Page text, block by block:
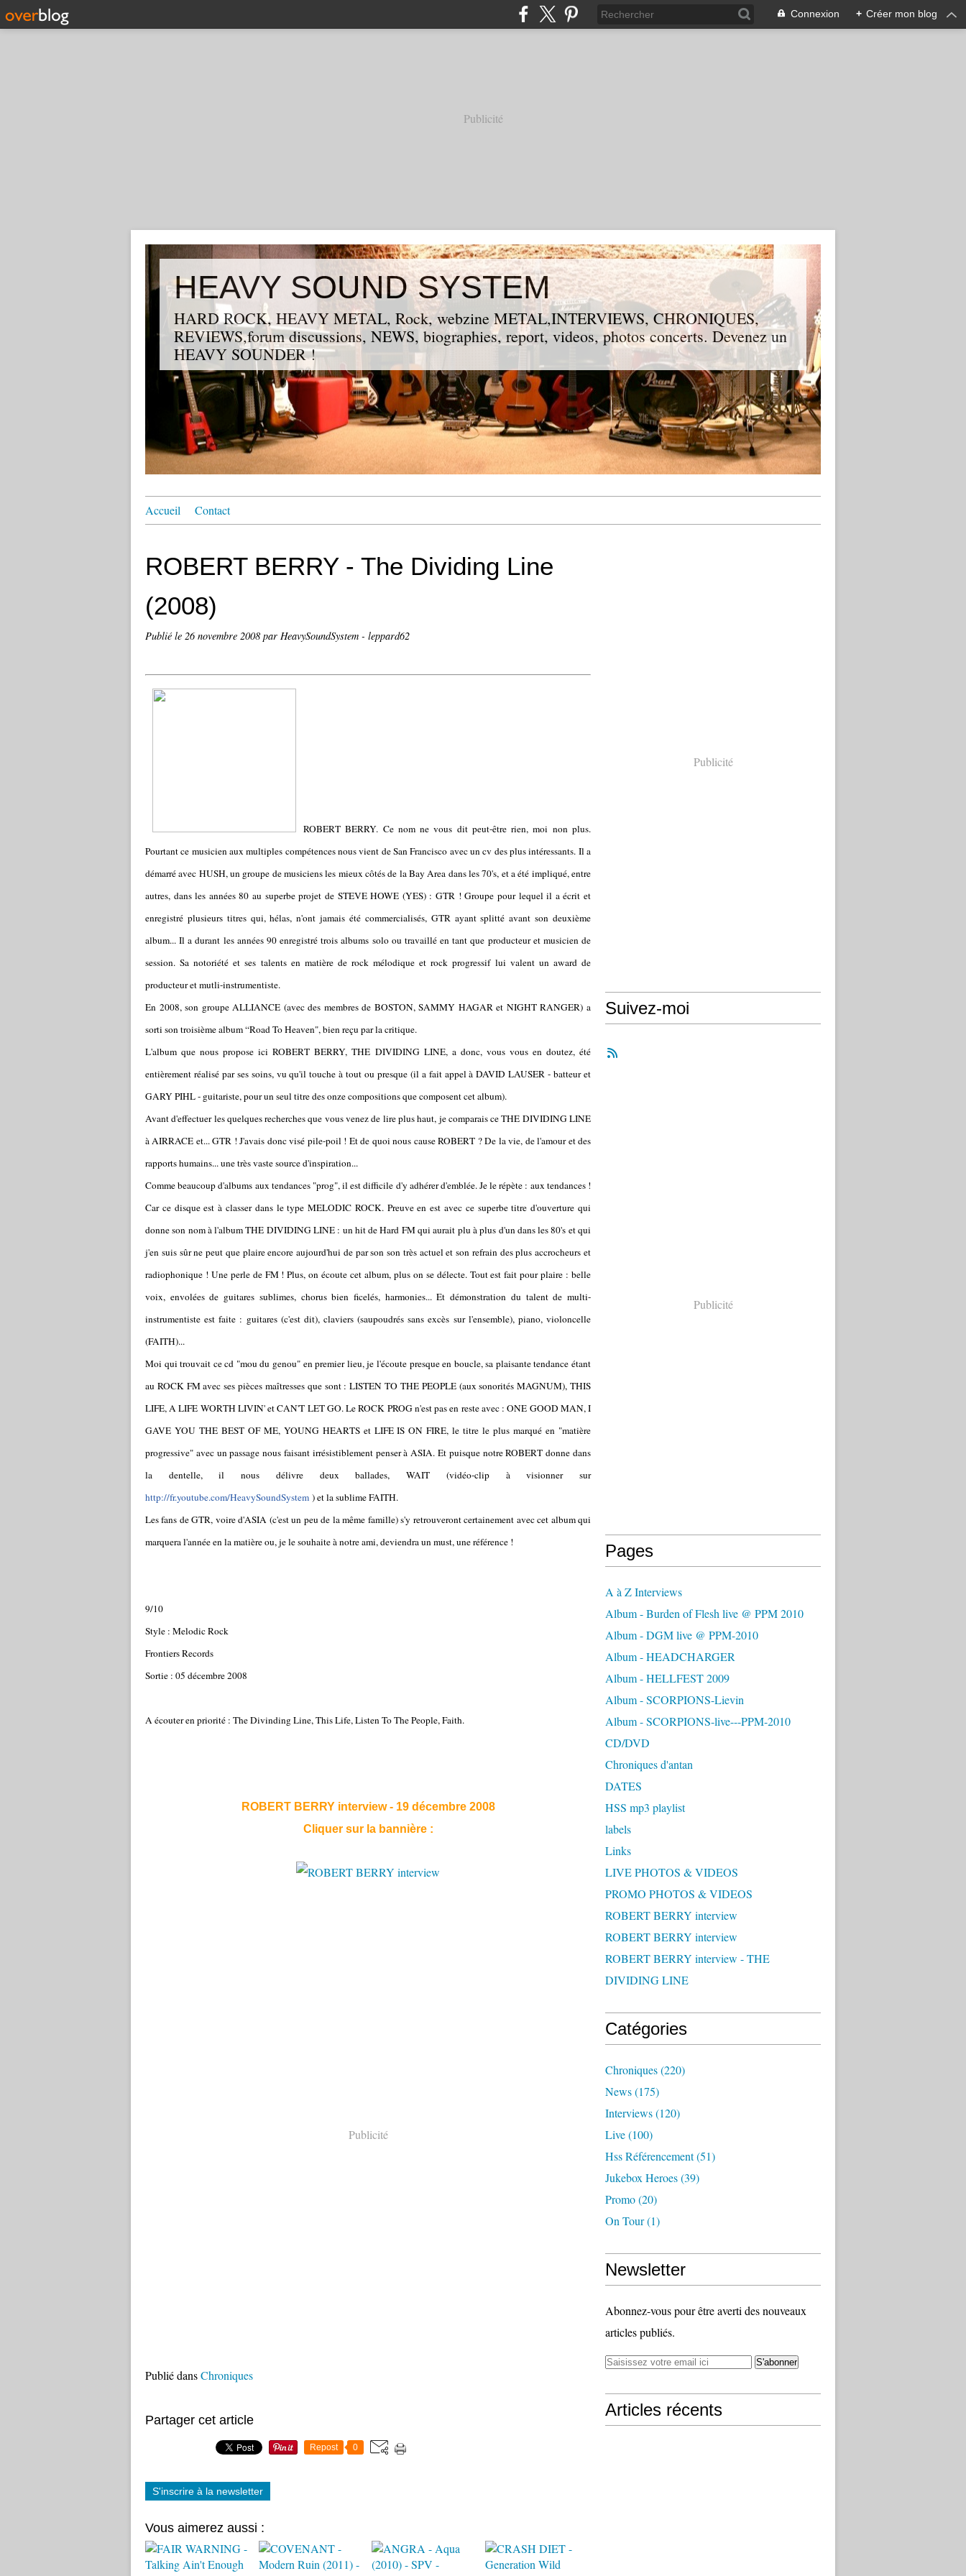
Connexion + Créer mon blog
Publicité
HEAVY SOUND SYSTEM
HARD ROCK, HEAVY METAL, Rock, webzine METAL,INTERVIEWS, CHRONIQUES,
REVIEWS,forum discussions, NEWS, biographies, report, videos, photos concerts. Devenez un
HEAVY SOUNDER !
Accueil Contact
ROBERT BERRY - The Dividing Line
(2008)
Publié le 26 novembre 2008 par HeavySoundSystem - leppard62
ROBERT BERRY. Ce nom ne vous dit peut-être rien, moi non plus.
Pourtant ce musicien aux multiples compétences nous vient de San Francisco avec un cv des plus intéressants. Il a
démarré avec HUSH, un groupe de musiciens les mieux côtés de la Bay Area dans les 70's, et a été impliqué, entre
autres, dans les années 80 au superbe projet de STEVE HOWE (YES) : GTR ! Groupe pour lequel il a écrit et
enregistré plusieurs titres qui, hélas, n'ont jamais été commercialisés, GTR ayant splitté avant son deuxième
album... Il a durant les années 90 enregistré trois albums solo ou travaillé en tant que producteur et musicien de
session. Sa notoriété et ses talents en matière de rock mélodique et rock progressif lui valent un award de
producteur et mutli-instrumentiste.
En 2008, son groupe ALLIANCE (avec des membres de BOSTON, SAMMY HAGAR et NIGHT RANGER) a
sorti son troisième album “Road To Heaven", bien reçu par la critique.
L'album que nous propose ici ROBERT BERRY, THE DIVIDING LINE, a donc, vous vous en doutez, été
entièrement réalisé par ses soins, vu qu'il touche à tout ou presque (il a fait appel à DAVID LAUSER - batteur et
GARY PIHL - guitariste, pour un seul titre des onze compositions que composent cet album).
Avant d'effectuer les quelques recherches que vous venez de lire plus haut, je comparais ce THE DIVIDING LINE
à AIRRACE et... GTR ! J'avais donc visé pile-poil ! Et de quoi nous cause ROBERT ? De la vie, de l'amour et des
rapports humains... une très vaste source d'inspiration...
Comme beaucoup d'albums aux tendances "prog", il est difficile d'y adhérer d'emblée. Je le répète : aux tendances !
Car ce disque est à classer dans le type MELODIC ROCK. Preuve en est avec ce superbe titre d'ouverture qui
donne son nom à l'album THE DIVIDING LINE : un hit de Hard FM qui aurait plu à plus d'un dans les 80's et qui
j'en suis sûr ne peut que plaire encore aujourd'hui de par son son très actuel et son refrain des plus accrocheurs et
radiophonique ! Une perle de FM ! Plus, on écoute cet album, plus on se délecte. Tout est fait pour plaire : belle
voix, envolées de guitares sublimes, chorus bien ficelés, harmonies... Et démonstration du talent de multi-
instrumentiste est faite : guitares (c'est dit), claviers (saupoudrés sans excès sur l'ensemble), piano, violoncelle
(FAITH)...
Moi qui trouvait ce cd "mou du genou" en premier lieu, je l'écoute presque en boucle, sa plaisante tendance étant
au ROCK FM avec ses pièces maîtresses que sont : LISTEN TO THE PEOPLE (aux sonorités MAGNUM), THIS
LIFE, A LIFE WORTH LIVIN' et CAN'T LET GO. Le ROCK PROG n'est pas en reste avec : ONE GOOD MAN, I
GAVE YOU THE BEST OF ME, YOUNG HEARTS et LIFE IS ON FIRE, le titre le plus marqué en "matière
progressive" avec un passage nous faisant irrésistiblement penser à ASIA. Et puisque notre ROBERT donne dans
la dentelle, il nous délivre deux ballades, WAIT (vidéo-clip à visionner sur
http://fr.youtube.com/HeavySoundSystem ) et la sublime FAITH.
Les fans de GTR, voire d'ASIA (c'est un peu de la même famille) s'y retrouveront certainement avec cet album qui
marquera l'année en la matière ou, je le souhaite à notre ami, deviendra un must, une référence !
9/10
Style : Melodic Rock
Frontiers Records
Sortie : 05 décembre 2008
A écouter en priorité : The Divinding Line, This Life, Listen To The People, Faith.
ROBERT BERRY interview - 19 décembre 2008
Cliquer sur la bannière :
Publicité
Publié dansChroniques
Partager cet article
Repost 0
S'inscrire à la newsletter
Vous aimerez aussi :
Publicité
Suivez-moi
Publicité
Pages
A à Z Interviews
Album - Burden of Flesh live @ PPM 2010
Album - DGM live @ PPM-2010
Album - HEADCHARGER
Album - HELLFEST 2009
Album - SCORPIONS-Lievin
Album - SCORPIONS-live---PPM-2010
CD/DVD
Chroniques d'antan
DATES
HSS mp3 playlist
labels
Links
LIVE PHOTOS & VIDEOS
PROMO PHOTOS & VIDEOS
ROBERT BERRY interview
ROBERT BERRY interview
ROBERT BERRY interview - THE
DIVIDING LINE
Catégories
Chroniques(220)
News(175)
Interviews(120)
Live(100)
Hss Référencement(51)
Jukebox Heroes(39)
Promo(20)
On Tour(1)
Newsletter
Abonnez-vous pour être averti des nouveaux
articles publiés.
Articles récents